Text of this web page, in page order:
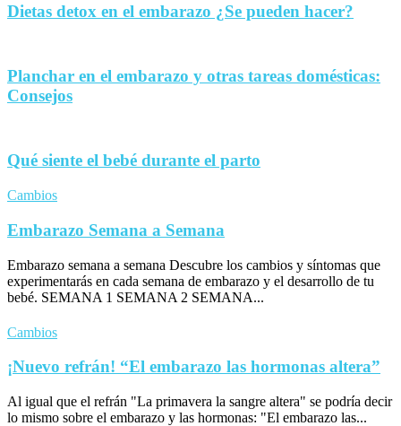
Dietas detox en el embarazo ¿Se pueden hacer?
Planchar en el embarazo y otras tareas domésticas:
Consejos
Qué siente el bebé durante el parto
Cambios
Embarazo Semana a Semana
Embarazo semana a semana Descubre los cambios y síntomas que
experimentarás en cada semana de embarazo y el desarrollo de tu
bebé. SEMANA 1 SEMANA 2 SEMANA...
Cambios
¡Nuevo refrán! “El embarazo las hormonas altera”
Al igual que el refrán "La primavera la sangre altera" se podría decir
lo mismo sobre el embarazo y las hormonas: "El embarazo las...